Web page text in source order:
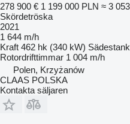
278 900 € 1 199 000 PLN ≈ 3
Skördetröska
2021
1 644 m/h
Kraft 462 hk (340 kW)
Rotordrifttimmar 1 004 m/h
Polen, Krzyżanów
CLAAS POLSKA
Kontakta säljaren